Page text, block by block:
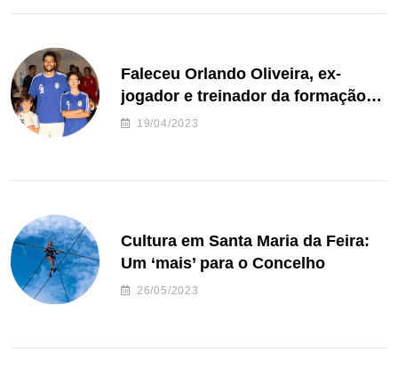
Faleceu Orlando Oliveira, ex-
jogador e treinador da formação
de andebol do Feirense
19/04/2023
Cultura em Santa Maria da Feira:
Um ‘mais’ para o Concelho
26/05/2023